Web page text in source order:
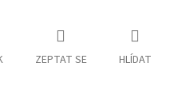
ZEPTAT SE HLÍDAT